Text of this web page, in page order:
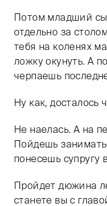
Потом младший
отдельно за
тебя на коленях
ложку окунуть. А
черпаешь
Ну как, досталось
Не наелась. А на
Пойдешь
понесешь супругу
Пройдет дюжина
станете вы с